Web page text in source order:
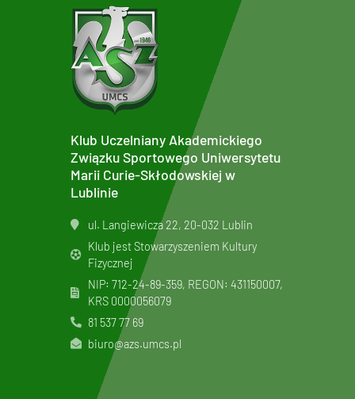
Klub Uczelniany Akademickiego
Związku Sportowego Uniwersytetu
Marii Curie-Skłodowskiej w
Lublinie
ul. Langiewicza 22, 20-032 Lublin
Klub jest Stowarzyszeniem Kultury
Fizycznej
NIP: 712-24-89-359, REGON: 431150007,
KRS 0000056079
81 537 77 69
biuro@azs.umcs.pl